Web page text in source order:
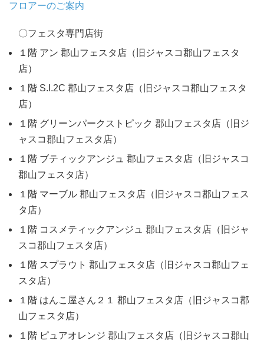
フロアーのご案内
〇フェスタ専門店街
１階 アン 郡山フェスタ店（旧ジャスコ郡山フェスタ
店）
１階 S.I.2C 郡山フェスタ店（旧ジャスコ郡山フェスタ
店）
１階 グリーンパークストピック 郡山フェスタ店（旧ジ
ャスコ郡山フェスタ店）
１階 ブティックアンジュ 郡山フェスタ店（旧ジャスコ
郡山フェスタ店）
１階 マーブル 郡山フェスタ店（旧ジャスコ郡山フェス
タ店）
１階 コスメティックアンジュ 郡山フェスタ店（旧ジャ
スコ郡山フェスタ店）
１階 スプラウト 郡山フェスタ店（旧ジャスコ郡山フェ
スタ店）
１階 はんこ屋さん２１ 郡山フェスタ店（旧ジャスコ郡
山フェスタ店）
１階 ピュアオレンジ 郡山フェスタ店（旧ジャスコ郡山